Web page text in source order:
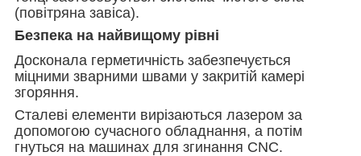
(повітряна завіса).
Безпека на найвищому рівні
Досконала герметичність забезпечується
міцними зварними швами у закритій камері
згоряння.
Сталеві елементи вирізаються лазером за
допомогою сучасного обладнання, а потім
гнуться на машинах для згинання CNC.